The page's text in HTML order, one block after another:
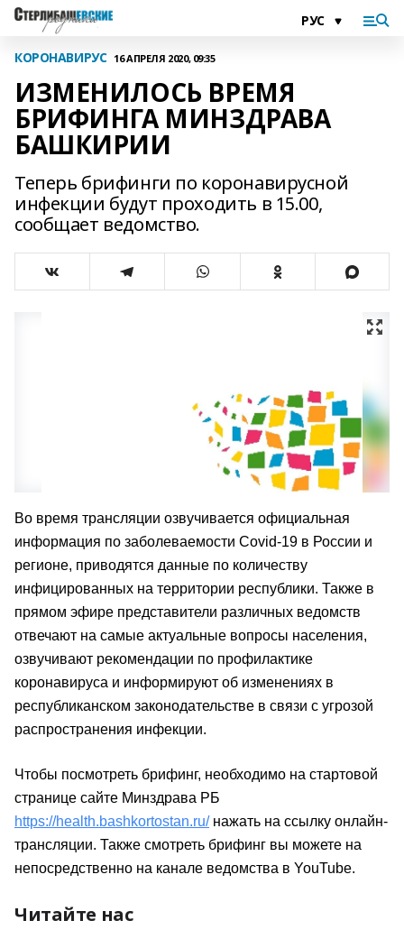
КОРОНАВИРУС 16 АПРЕЛЯ 2020, 09:35
ИЗМЕНИЛОСЬ ВРЕМЯ
БРИФИНГА МИНЗДРАВА
БАШКИРИИ
Теперь брифинги по коронавирусной
инфекции будут проходить в 15.00,
сообщает ведомство.
Во время трансляции озвучивается официальная
информация по заболеваемости Covid-19 в России и
регионе, приводятся данные по количеству
инфицированных на территории республики. Также в
прямом эфире представители различных ведомств
отвечают на самые актуальные вопросы населения,
озвучивают рекомендации по профилактике
коронавируса и информируют об изменениях в
республиканском законодательстве в связи с угрозой
распространения инфекции.
Чтобы посмотреть брифинг, необходимо на стартовой
странице сайте Минздрава РБ
https://health.bashkortostan.ru/нажать на ссылку онлайн-
трансляции. Также смотреть брифинг вы можете на
непосредственно на канале ведомства в YouTube.
Читайте нас